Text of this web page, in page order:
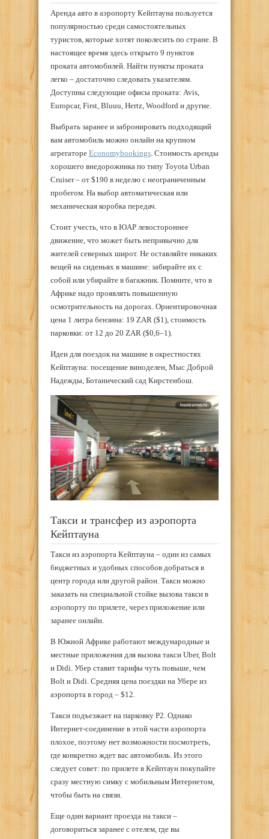
Аренда авто в аэропорту Кейптауна пользуется
популярностью среди самостоятельных
туристов, которые хотят поколесить по стране. В
настоящее время здесь открыто 9 пунктов
проката автомобилей. Найти пункты проката
легко – достаточно следовать указателям.
Доступны следующие офисы проката: Avis,
Europcar, First, Bluuu, Hertz, Woodford и другие.
Выбрать заранее и забронировать подходящий
вам автомобиль можно онлайн на крупном
агрегаторе Economybookings. Стоимость аренды
хорошего внедорожника по типу Toyota Urban
Cruiser – от $190 в неделю с неограниченным
пробегом. На выбор автоматическая или
механическая коробка передач.
Стоит учесть, что в ЮАР левостороннее
движение, что может быть непривычно для
жителей северных широт. Не оставляйте никаких
вещей на сиденьях в машине: забирайте их с
собой или убирайте в багажник. Помните, что в
Африке надо проявлять повышенную
осмотрительность на дорогах. Ориентировочная
цена 1 литра бензина: 19 ZAR ($1), стоимость
парковки: от 12 до 20 ZAR ($0,6–1).
Идеи для поездок на машине в окрестностях
Кейптауна: посещение виноделен, Мыс Доброй
Надежды, Ботанический сад Кирстенбош.
Такси и трансфер из аэропорта
Кейптауна
Такси из аэропорта Кейптауна – один из самых
бюджетных и удобных способов добраться в
центр города или другой район. Такси можно
заказать на специальной стойке вызова такси в
аэропорту по прилете, через приложение или
заранее онлайн.
В Южной Африке работают международные и
местные приложения для вызова такси Uber, Bolt
и Didi. Убер ставит тарифы чуть повыше, чем
Bolt и Didi. Средняя цена поездки на Убере из
аэропорта в город – $12.
Такси подъезжает на парковку P2. Однако
Интернет-соединение в этой части аэропорта
плохое, поэтому нет возможности посмотреть,
где конкретно ждет вас автомобиль. Из этого
следует совет: по прилете в Кейптаун покупайте
сразу местную симку с мобильным Интернетом,
чтобы быть на связи.
Еще один вариант проезда на такси –
договориться заранее с отелем, где вы